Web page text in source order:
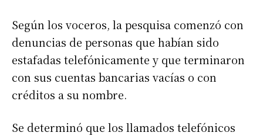
Según los voceros, la pesquisa comenzó con
denuncias de personas que habían sido
estafadas telefónicamente y que terminaron
con sus cuentas bancarias vacías o con
créditos a su nombre.
Se determinó que los llamados telefónicos